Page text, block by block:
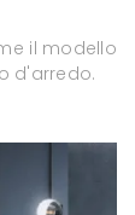
il modello
d'arredo.